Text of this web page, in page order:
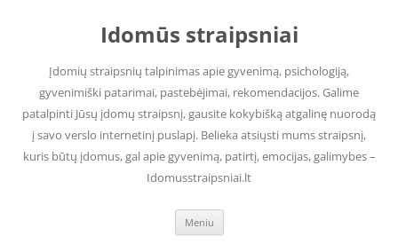
Idomūs straipsniai
Įdomių straipsnių talpinimas apie gyvenimą, psichologiją,
gyvenimiški patarimai, pastebėjimai, rekomendacijos. Galime
patalpinti Jūsų įdomų straipsnį, gausite kokybišką atgalinę nuorodą
į savo verslo internetinį puslapį. Belieka atsiųsti mums straipsnį,
kuris būtų įdomus, gal apie gyvenimą, patirtį, emocijas, galimybes –
Idomusstraipsniai.lt
Meniu